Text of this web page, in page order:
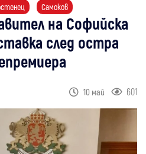
Самоков
на Софийска
след остра
10 май 601